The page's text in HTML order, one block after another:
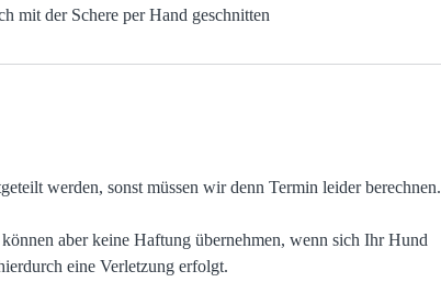
mit der Schere per Hand geschnitten
werden, sonst müssen wir denn Termin leider berechnen.
aber keine Haftung übernehmen, wenn sich Ihr Hund
eine Verletzung erfolgt.